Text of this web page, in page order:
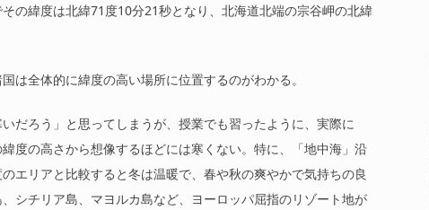
の緯度は北緯71度10分21秒となり、北海道北端の宗谷岬の北緯
は全体的に緯度の高い場所に位置するのがわかる。
だろう」と思ってしまうが、授業でも習ったように、実際に
度の高さから想像するほどには寒くない。特に、「地中海」沿
エリアと比較すると冬は温暖で、春や秋の爽やかで気持ちの良
シチリア島、マヨルカ島など、ヨーロッパ屈指のリゾート地が